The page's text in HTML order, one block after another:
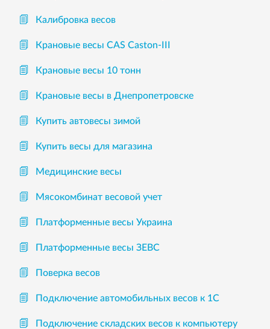
Калибровка весов
Крановые весы CAS Caston-III
Крановые весы 10 тонн
Крановые весы в Днепропетровске
Купить автовесы зимой
Купить весы для магазина
Медицинские весы
Мясокомбинат весовой учет
Платформенные весы Украина
Платформенные весы ЗЕВС
Поверка весов
Подключение автомобильных весов к 1С
Подключение складских весов к компьютеру